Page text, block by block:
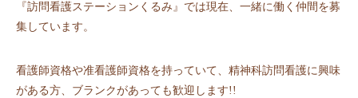
『訪問看護ステーションくるみ』では現在、一緒に働く仲間を募
集しています。
看護師資格や准看護師資格を持っていて、精神科訪問看護に興味
がある方、ブランクがあっても歓迎します!!